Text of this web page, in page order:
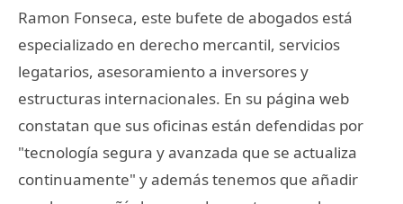
Ramon Fonseca, este bufete de abogados está
especializado en derecho mercantil, servicios
legatarios, asesoramiento a inversores y
estructuras internacionales. En su página web
constatan que sus oficinas están defendidas por
"tecnología segura y avanzada que se actualiza
continuamente" y además tenemos que añadir